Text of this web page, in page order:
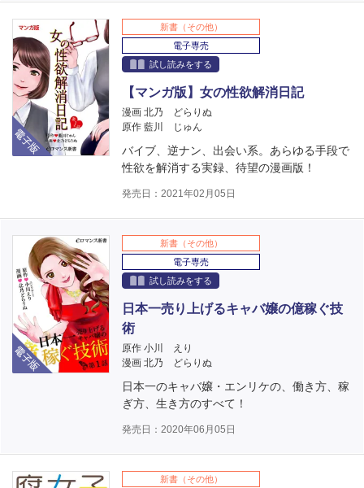
電子版
新書（その他）
電子専売
試し読みをする
【マンガ版】女の性欲解消日記
漫画 北乃 どらりぬ
原作 藍川 じゅん
バイブ、逆ナン、出会い系。あらゆる手段で
性欲を解消する実録、待望の漫画版！
発売日：2021年02月05日
電子版
新書（その他）
電子専売
試し読みをする
日本一売り上げるキャバ嬢の億稼ぐ技
術
原作 小川 えり
漫画 北乃 どらりぬ
日本一のキャバ嬢・エンリケの、働き方、稼
ぎ方、生き方のすべて！
発売日：2020年06月05日
新書（その他）